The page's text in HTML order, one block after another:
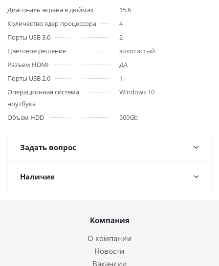
Диагональ экрана в дюймах
15.6
Количество ядер процессора
4
Порты USB 3.0
2
Цветовое решение
золотистый
Разъем HDMI
ДА
Порты USB 2.0
1
Операционная система
ноутбука
Windows 10
Объем HDD 500Gb
Задать вопрос
Наличие
Компания
О компании
Новости
Вакансии